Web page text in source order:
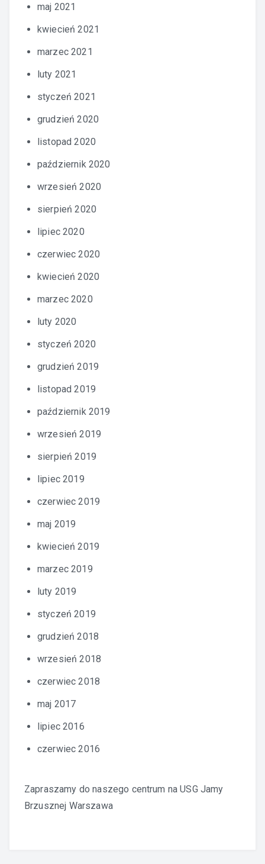
maj 2021
kwiecień 2021
marzec 2021
luty 2021
styczeń 2021
grudzień 2020
listopad 2020
październik 2020
wrzesień 2020
sierpień 2020
lipiec 2020
czerwiec 2020
kwiecień 2020
marzec 2020
luty 2020
styczeń 2020
grudzień 2019
listopad 2019
październik 2019
wrzesień 2019
sierpień 2019
lipiec 2019
czerwiec 2019
maj 2019
kwiecień 2019
marzec 2019
luty 2019
styczeń 2019
grudzień 2018
wrzesień 2018
czerwiec 2018
maj 2017
lipiec 2016
czerwiec 2016
Zapraszamy do naszego centrum naUSG Jamy
Brzusznej Warszawa